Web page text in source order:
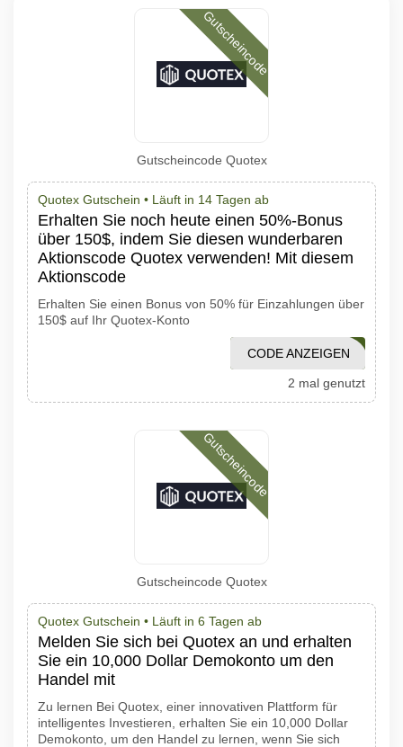
Gutscheincode
Gutscheincode Quotex
Quotex Gutschein • Läuft in 14 Tagen ab
Erhalten Sie noch heute einen 50%-Bonus
über 150$, indem Sie diesen wunderbaren
Aktionscode Quotex verwenden! Mit diesem
Aktionscode
Erhalten Sie einen Bonus von 50% für Einzahlungen über
150$ auf Ihr Quotex-Konto
1001PROMO
CODE ANZEIGEN
2 mal genutzt
Gutscheincode
Gutscheincode Quotex
Quotex Gutschein • Läuft in 6 Tagen ab
Melden Sie sich bei Quotex an und erhalten
Sie ein 10,000 Dollar Demokonto um den
Handel mit
Zu lernen Bei Quotex, einer innovativen Plattform für
intelligentes Investieren, erhalten Sie ein 10,000 Dollar
Demokonto, um den Handel zu lernen, wenn Sie sich